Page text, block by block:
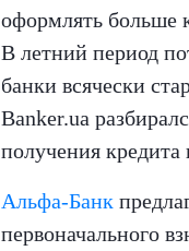
оформлять больше
В летний период
банки всячески
Banker.ua
получения
Альфа-Банк
первоначального